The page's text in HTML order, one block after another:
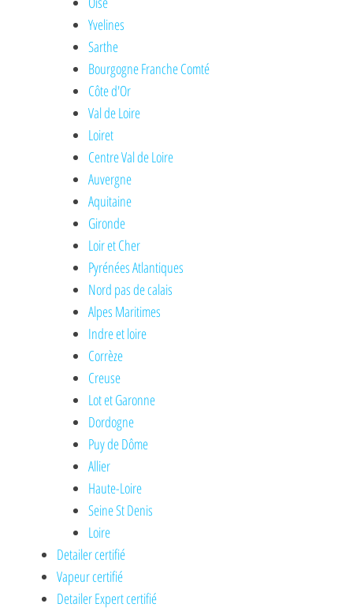
Yvelines
Sarthe
Bourgogne Franche Comté
Côte d'Or
Val de Loire
Loiret
Centre Val de Loire
Auvergne
Aquitaine
Gironde
Loir et Cher
Pyrénées Atlantiques
Nord pas de calais
Alpes Maritimes
Indre et loire
Corrèze
Creuse
Lot et Garonne
Dordogne
Puy de Dôme
Allier
Haute-Loire
Seine St Denis
Loire
Detailer certifié
Vapeur certifié
Detailer Expert certifié